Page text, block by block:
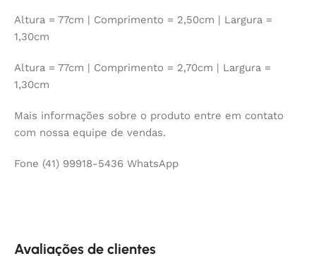
Altura = 77cm | Comprimento = 2,50cm | Largura =
1,30cm
Altura = 77cm | Comprimento = 2,70cm | Largura =
1,30cm
Mais informações sobre o produto entre em contato
com nossa equipe de vendas.
Fone (41) 99918-5436 WhatsApp
Avaliações de clientes